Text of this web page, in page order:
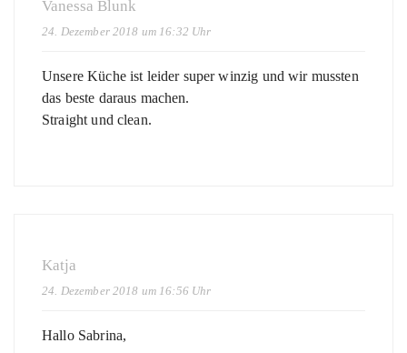
Vanessa Blunk
24. Dezember 2018 um 16:32 Uhr
Unsere Küche ist leider super winzig und wir mussten
das beste daraus machen.
Straight und clean.
Katja
24. Dezember 2018 um 16:56 Uhr
Hallo Sabrina,